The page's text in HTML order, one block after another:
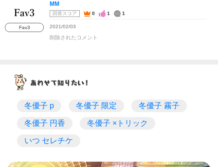
Fav3
MM
回答スコア 0 1 1
2021/02/03
削除されたコメント
冬優子 p 冬優子 限定 冬優子 霧子
冬優子 円香 冬優子 ×トリック
いつ セレチケ